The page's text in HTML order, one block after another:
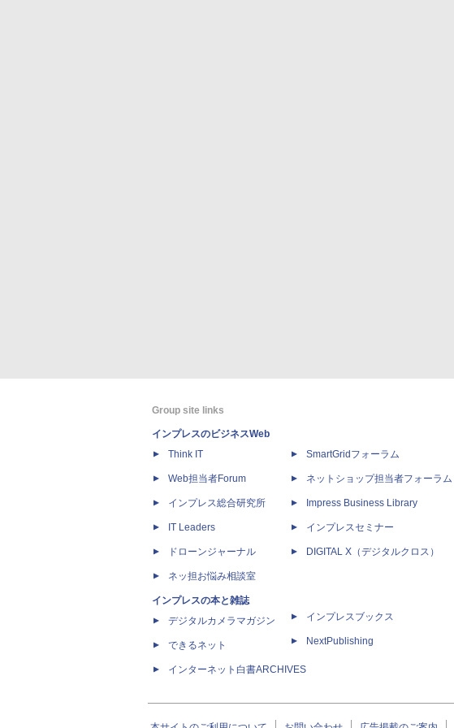
Group site links
インプレスのビジネスWeb
Think IT
Web担当者Forum
インプレス総合研究所
IT Leaders
ドローンジャーナル
ネッ担お悩み相談室
インプレスの本と雑誌
デジタルカメラマガジン
できるネット
インターネット白書ARCHIVES
SmartGridフォーラム
ネットショップ担当者フォーラム
Impress Business Library
インプレスセミナー
DIGITAL X（デジタルクロス）
インプレスブックス
NextPublishing